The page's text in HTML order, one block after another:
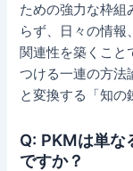
ための強力な枠組
らず、日々の情報
関連性を築くこと
つける一連の方法
と変換する「知の
Q: PKMは単な
ですか？